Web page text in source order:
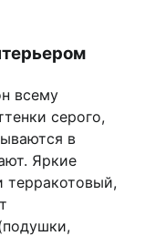
всему
серого,
в
Яркие
терракотовый,